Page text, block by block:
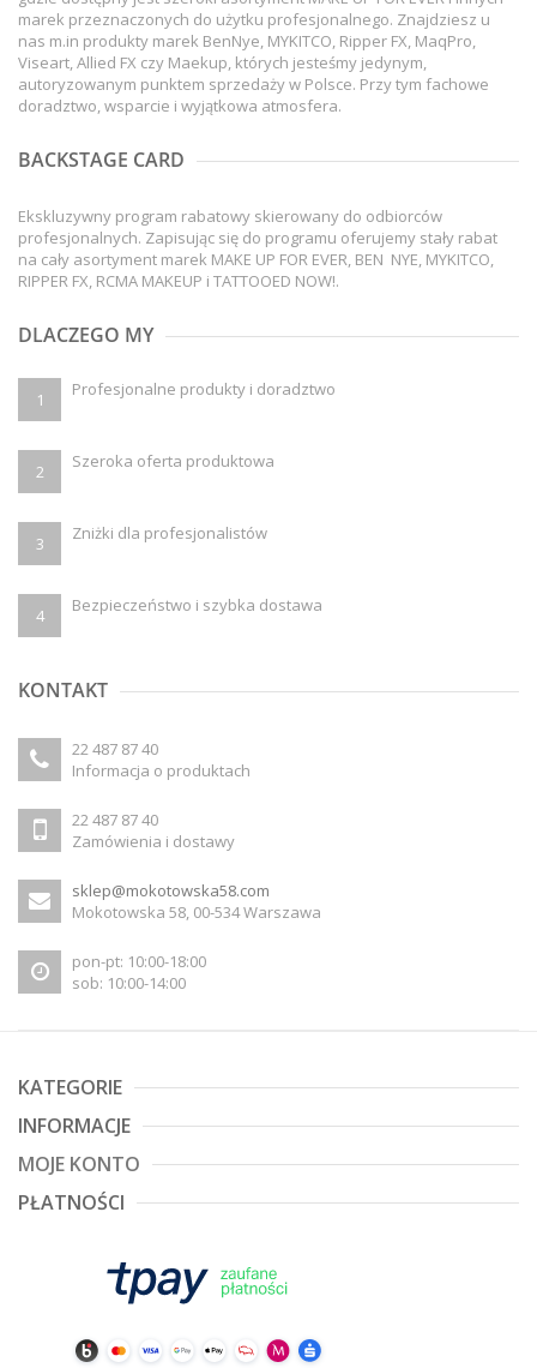
marek przeznaczonych do użytku profesjonalnego. Znajdziesz u
nas m.in produkty marek BenNye, MYKITCO, Ripper FX, MaqPro,
Viseart, Allied FX czy Maekup, których jesteśmy jedynym,
autoryzowanym punktem sprzedaży w Polsce. Przy tym fachowe
doradztwo, wsparcie i wyjątkowa atmosfera.
BACKSTAGE CARD
Ekskluzywny program rabatowy skierowany do odbiorców
profesjonalnych. Zapisując się do programu oferujemy stały rabat
na cały asortyment marek MAKE UP FOR EVER, BEN NYE, MYKITCO,
RIPPER FX, RCMA MAKEUP i TATTOOED NOW!.
DLACZEGO MY
1 Profesjonalne produkty i doradztwo
2 Szeroka oferta produktowa
3 Zniżki dla profesjonalistów
4 Bezpieczeństwo i szybka dostawa
KONTAKT
22 487 87 40
Informacja o produktach
22 487 87 40
Zamówienia i dostawy
sklep@mokotowska58.com
Mokotowska 58, 00-534 Warszawa
pon-pt: 10:00-18:00
sob: 10:00-14:00
KATEGORIE
INFORMACJE
MOJE KONTO
PŁATNOŚCI